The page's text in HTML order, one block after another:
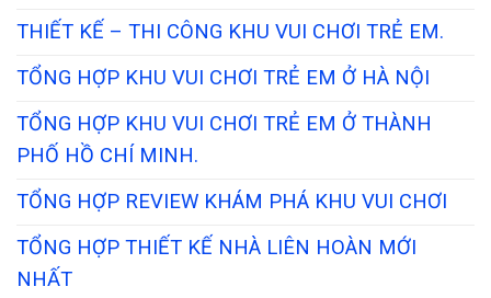
THIẾT KẾ – THI CÔNG KHU VUI CHƠI TRẺ EM.
TỔNG HỢP KHU VUI CHƠI TRẺ EM Ở HÀ NỘI
TỔNG HỢP KHU VUI CHƠI TRẺ EM Ở THÀNH
PHỐ HỒ CHÍ MINH.
TỔNG HỢP REVIEW KHÁM PHÁ KHU VUI CHƠI
TỔNG HỢP THIẾT KẾ NHÀ LIÊN HOÀN MỚI
NHẤT